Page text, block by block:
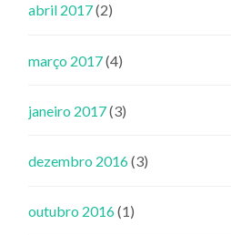
abril 2017(2)
março 2017(4)
janeiro 2017(3)
dezembro 2016(3)
outubro 2016(1)